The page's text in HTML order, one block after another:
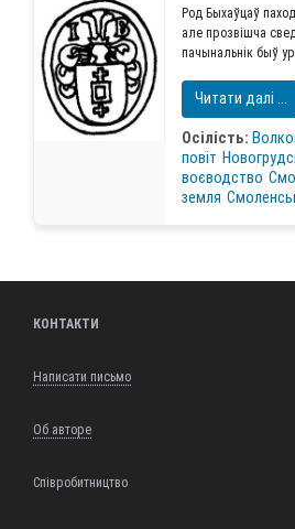
Род Быхаў­цаў
але про­звіш­ча
па­чы­наль­нік быў
Читати далі ...
Осілість:
повіт
воєводство
земля
КОНТАКТИ
Написати письмо
Об авторе
Співробитництво